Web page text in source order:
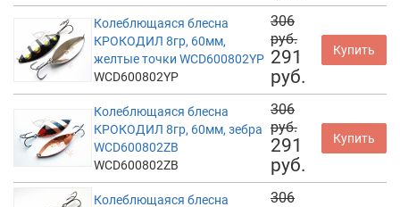
Колеблющаяся блесна
КРОКОДИЛ 8гр, 60мм,
желтые точки WCD600802YP
WCD600802YP
306
руб.
291
руб.
Купить
Колеблющаяся блесна
КРОКОДИЛ 8гр, 60мм, зебра
WCD600802ZB
WCD600802ZB
306
руб.
291
руб.
Купить
Колеблющаяся блесна
306